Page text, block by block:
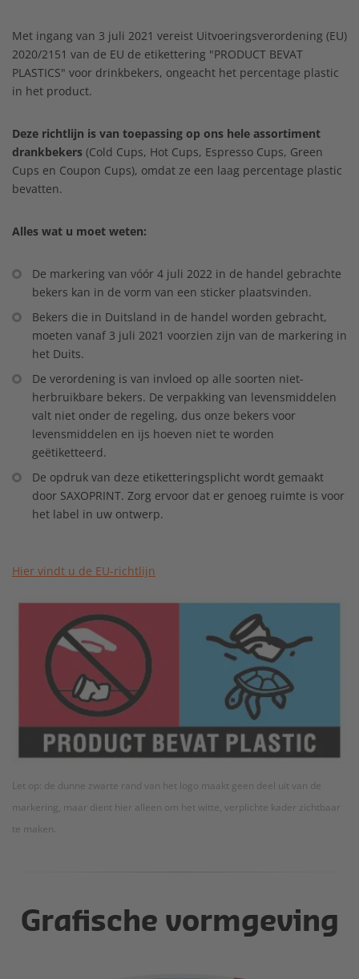
Met ingang van 3 juli 2021 vereist Uitvoeringsverordening (EU)
2020/2151 van de EU de etikettering "PRODUCT BEVAT
PLASTICS" voor drinkbekers, ongeacht het percentage plastic
in het product.
Deze richtlijn is van toepassing op ons hele assortiment
drankbekers (Cold Cups, Hot Cups, Espresso Cups, Green
Cups en Coupon Cups), omdat ze een laag percentage plastic
bevatten.
Alles wat u moet weten:
De markering van vóór 4 juli 2022 in de handel gebrachte
bekers kan in de vorm van een sticker plaatsvinden.
Bekers die in Duitsland in de handel worden gebracht,
moeten vanaf 3 juli 2021 voorzien zijn van de markering in
het Duits.
De verordening is van invloed op alle soorten niet-
herbruikbare bekers. De verpakking van levensmiddelen
valt niet onder de regeling, dus onze bekers voor
levensmiddelen en ijs hoeven niet te worden
geëtiketteerd.
De opdruk van deze etiketteringsplicht wordt gemaakt
door SAXOPRINT. Zorg ervoor dat er genoeg ruimte is voor
het label in uw ontwerp.
Hier vindt u de EU-richtlijn
Let op: de dunne zwarte rand van het logo maakt geen deel uit van de
markering, maar dient hier alleen om het witte, verplichte kader zichtbaar
te maken.
Grafische vormgeving